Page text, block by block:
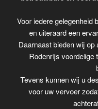
Voor iedere gelegenheid
en uiteraard een
Daarnaast bieden wij
Rodenrijs voordelige
Tevens kunnen wij u
voor uw vervoer